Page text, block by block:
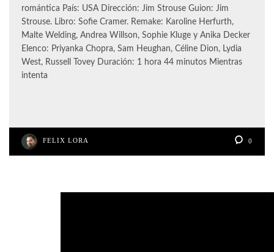
romántica País: USA Dirección: Jim Strouse Guion: Jim
Strouse. Libro: Sofie Cramer. Remake: Karoline Herfurth,
Malte Welding, Andrea Willson, Sophie Kluge y Anika Decker
Elenco: Priyanka Chopra, Sam Heughan, Céline Dion, Lydia
West, Russell Tovey Duración: 1 hora 44 minutos Mientras
intenta
FELIX LORA 0